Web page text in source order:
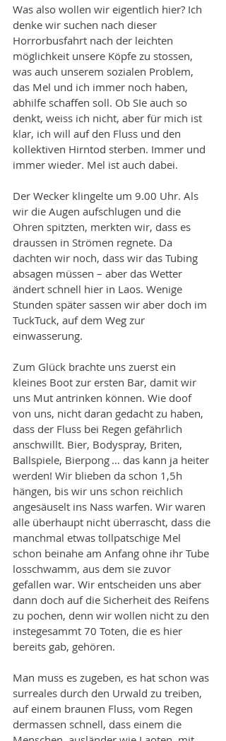
Was also wollen wir eigentlich hier? Ich
denke wir suchen nach dieser
Horrorbusfahrt nach der leichten
möglichkeit unsere Köpfe zu stossen,
was auch unserem sozialen Problem,
das Mel und ich immer noch haben,
abhilfe schaffen soll. Ob SIe auch so
denkt, weiss ich nicht, aber für mich ist
klar, ich will auf den Fluss und den
kollektiven Hirntod sterben. Immer und
immer wieder. Mel ist auch dabei.
Der Wecker klingelte um 9.00 Uhr. Als
wir die Augen aufschlugen und die
Ohren spitzten, merkten wir, dass es
draussen in Strömen regnete. Da
dachten wir noch, dass wir das Tubing
absagen müssen – aber das Wetter
ändert schnell hier in Laos. Wenige
Stunden später sassen wir aber doch im
TuckTuck, auf dem Weg zur
einwasserung.
Zum Glück brachte uns zuerst ein
kleines Boot zur ersten Bar, damit wir
uns Mut antrinken können. Wie doof
von uns, nicht daran gedacht zu haben,
dass der Fluss bei Regen gefährlich
anschwillt. Bier, Bodyspray, Briten,
Ballspiele, Bierpong … das kann ja heiter
werden! Wir blieben da schon 1,5h
hängen, bis wir uns schon reichlich
angesäuselt ins Nass warfen. Wir waren
alle überhaupt nicht überrascht, dass die
manchmal etwas tollpatschige Mel
schon beinahe am Anfang ohne ihr Tube
losschwamm, aus dem sie zuvor
gefallen war. Wir entscheiden uns aber
dann doch auf die Sicherheit des Reifens
zu pochen, denn wir wollen nicht zu den
instegesammt 70 Toten, die es hier
bereits gab, gehören.
Man muss es zugeben, es hat schon was
surreales durch den Urwald zu treiben,
auf einem braunen Fluss, vom Regen
dermassen schnell, dass einem die